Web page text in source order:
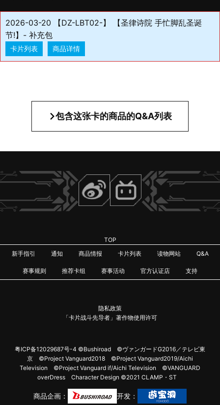
2026-03-20 【DZ-LBT02-】 【圣律诗院 手忙脚乱圣诞
节!】- 补充包
卡片列表 商品详情
包含这张卡的商品的Q&A列表
TOP
新手指引
通知 商品情报 卡片列表 读物网站 Q&A
赛事规则 推荐卡组 赛事活动 官方认证店 支持
隐私政策
「卡片战斗先导者」著作物使用许可
粤ICP备12029687号-4 ©Bushiroad ©ヴァンガードG2016／テレビ東
京 ©Project Vanguard2018 ©Project Vanguard2019/Aichi
Television ©Project Vanguard if/Aichi Television ©VANGUARD
overDress Character Design ©2021 CLAMP・ST
商品企画： 开发：